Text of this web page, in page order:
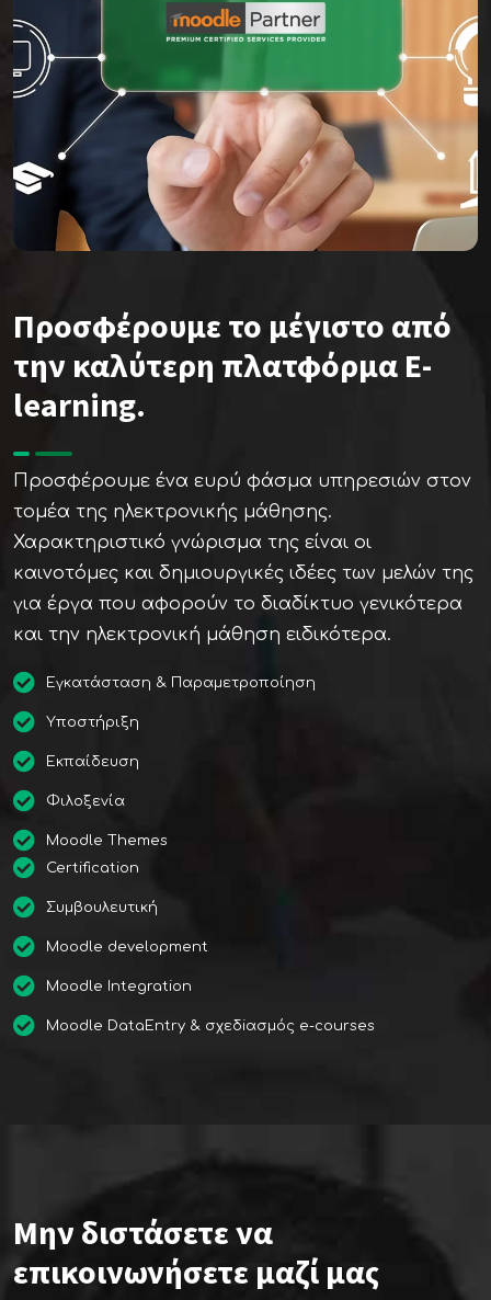
Προσφέρουμε το μέγιστο από
την καλύτερη πλατφόρμα E-
learning.
Προσφέρουμε ένα ευρύ φάσμα υπηρεσιών στον
τομέα της ηλεκτρονικής μάθησης.
Χαρακτηριστικό γνώρισμα της είναι οι
καινοτόμες και δημιουργικές ιδέες των μελών της
για έργα που αφορούν το διαδίκτυο γενικότερα
και την ηλεκτρονική μάθηση ειδικότερα.
Εγκατάσταση & Παραμετροποίηση
Υποστήριξη
Εκπαίδευση
Φιλοξενία
Moodle Themes
Certification
Συμβουλευτική
Moodle development
Moodle Integration
Moodle DataEntry & σχεδiασμός e-courses
Μην διστάσετε να
επικοινωνήσετε μαζί μας